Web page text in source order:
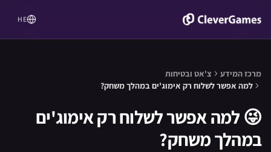
HE
מרכז המידע
צ'אט ובטיחות
למה אפשר לשלוח רק אימוג'ים במהלך משחק?
😜 למה אפשר לשלוח רק אימוג'ים
במהלך משחק?